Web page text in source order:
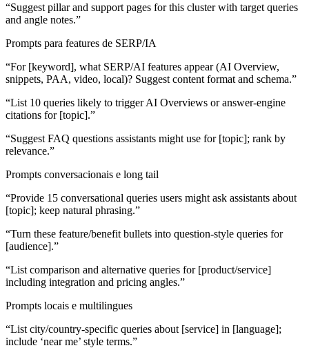
“Suggest pillar and support pages for this cluster with target queries
and angle notes.”
Prompts para features de SERP/IA
“For [keyword], what SERP/AI features appear (AI Overview,
snippets, PAA, video, local)? Suggest content format and schema.”
“List 10 queries likely to trigger AI Overviews or answer-engine
citations for [topic].”
“Suggest FAQ questions assistants might use for [topic]; rank by
relevance.”
Prompts conversacionais e long tail
“Provide 15 conversational queries users might ask assistants about
[topic]; keep natural phrasing.”
“Turn these feature/benefit bullets into question-style queries for
[audience].”
“List comparison and alternative queries for [product/service]
including integration and pricing angles.”
Prompts locais e multilingues
“List city/country-specific queries about [service] in [language];
include ‘near me’ style terms.”